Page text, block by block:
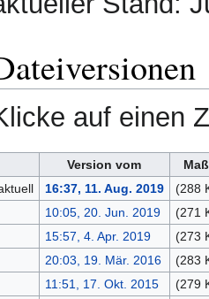
auf einen
Version vom
16:37, 11. Aug. 2019
(288
10:05, 20. Jun. 2019
(271
15:57, 4. Apr. 2019
(273
20:03, 19. Mär. 2016
(283
11:51, 17. Okt. 2015
(279